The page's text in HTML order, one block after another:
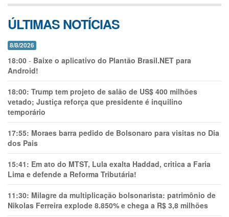
ÚLTIMAS NOTÍCIAS
8/8/2026
18:00 - Baixe o aplicativo do Plantão Brasil.NET para
Android!
18:00: Trump tem projeto de salão de US$ 400 milhões
vetado; Justiça reforça que presidente é inquilino
temporário
17:55: Moraes barra pedido de Bolsonaro para visitas no Dia
dos Pais
15:41: Em ato do MTST, Lula exalta Haddad, critica a Faria
Lima e defende a Reforma Tributária!
11:30: Milagre da multiplicação bolsonarista: patrimônio de
Nikolas Ferreira explode 8.850% e chega a R$ 3,8 milhões